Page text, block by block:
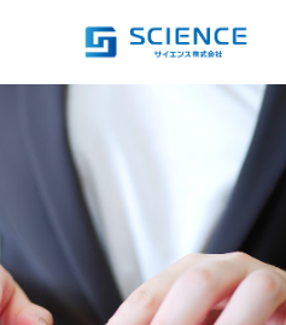
給湯 AHタイプ
取出 WHCタイプ